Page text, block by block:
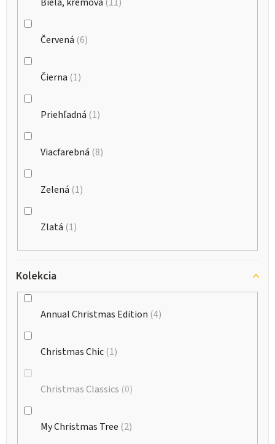
Červená 6
Čierna 1
Priehľadná 1
Viacfarebná 8
Zelená 1
Zlatá 1
Kolekcia
Annual Christmas Edition 4
Christmas Chic 1
Christmas Classics 0
My Christmas Tree 2